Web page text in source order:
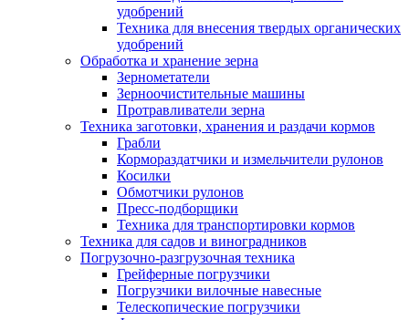
удобрений
Техника для внесения твердых органических
удобрений
Обработка и хранение зерна
Зернометатели
Зерноочистительные машины
Протравливатели зерна
Техника заготовки, хранения и раздачи кормов
Грабли
Кормораздатчики и измельчители рулонов
Косилки
Обмотчики рулонов
Пресс-подборщики
Техника для транспортировки кормов
Техника для садов и виноградников
Погрузочно-разгрузочная техника
Грейферные погрузчики
Погрузчики вилочные навесные
Телескопические погрузчики